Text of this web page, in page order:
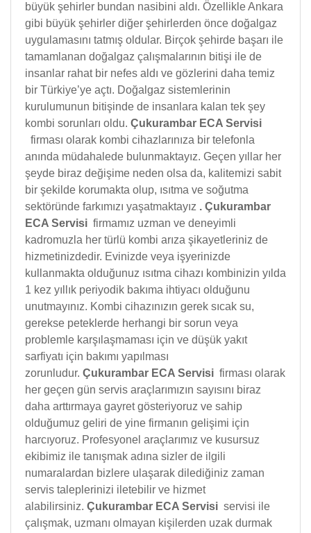
büyük şehirler bundan nasibini aldı. Özellikle Ankara
gibi büyük şehirler diğer şehirlerden önce doğalgaz
uygulamasını tatmış oldular. Birçok şehirde başarı ile
tamamlanan doğalgaz çalışmalarının bitişi ile de
insanlar rahat bir nefes aldı ve gözlerini daha temiz
bir Türkiye’ye açtı. Doğalgaz sistemlerinin
kurulumunun bitişinde de insanlara kalan tek şey
kombi sorunları oldu. Çukurambar ECA Servisi
firması olarak kombi cihazlarınıza bir telefonla
anında müdahalede bulunmaktayız. Geçen yıllar her
şeyde biraz değişime neden olsa da, kalitemizi sabit
bir şekilde korumakta olup, ısıtma ve soğutma
sektöründe farkımızı yaşatmaktayız . Çukurambar
ECA Servisi firmamız uzman ve deneyimli
kadromuzla her türlü kombi arıza şikayetleriniz de
hizmetinizdedir. Evinizde veya işyerinizde
kullanmakta olduğunuz ısıtma cihazı kombinizin yılda
1 kez yıllık periyodik bakıma ihtiyacı olduğunu
unutmayınız. Kombi cihazınızın gerek sıcak su,
gerekse peteklerde herhangi bir sorun veya
problemle karşılaşmaması için ve düşük yakıt
sarfiyatı için bakımı yapılması
zorunludur. Çukurambar ECA Servisi firması olarak
her geçen gün servis araçlarımızın sayısını biraz
daha arttırmaya gayret gösteriyoruz ve sahip
olduğumuz geliri de yine firmanın gelişimi için
harcıyoruz. Profesyonel araçlarımız ve kusursuz
ekibimiz ile tanışmak adına sizler de ilgili
numaralardan bizlere ulaşarak dilediğiniz zaman
servis taleplerinizi iletebilir ve hizmet
alabilirsiniz. Çukurambar ECA Servisi servisi ile
çalışmak, uzmanı olmayan kişilerden uzak durmak